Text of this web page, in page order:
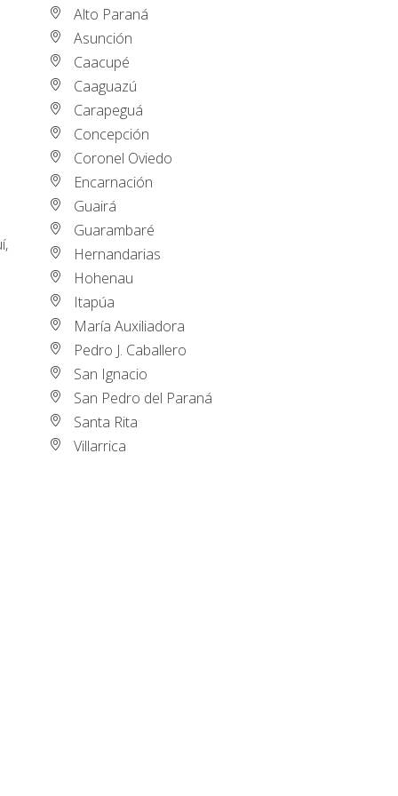
Alto Paraná
Asunción
Caacupé
Caaguazú
Carapeguá
Concepción
Coronel Oviedo
Encarnación
Guairá
Guarambaré
Hernandarias
Hohenau
Itapúa
María Auxiliadora
Pedro J. Caballero
San Ignacio
San Pedro del Paraná
Santa Rita
Villarrica